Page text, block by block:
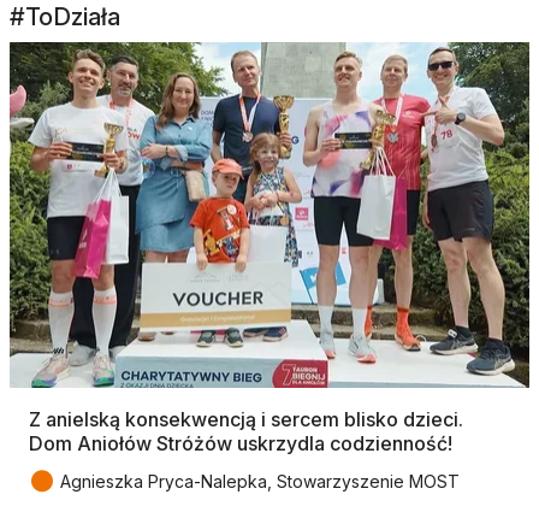
#ToDziała
Z anielską konsekwencją i sercem blisko dzieci.
Dom Aniołów Stróżów uskrzydla codzienność!
● Agnieszka Pryca-Nalepka, Stowarzyszenie MOST